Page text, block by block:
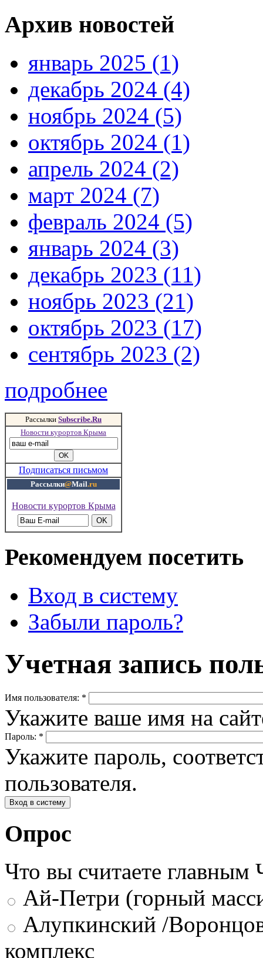
Архив новостей
январь 2025 (1)
декабрь 2024 (4)
ноябрь 2024 (5)
октябрь 2024 (1)
апрель 2024 (2)
март 2024 (7)
февраль 2024 (5)
январь 2024 (3)
декабрь 2023 (11)
ноябрь 2023 (21)
октябрь 2023 (17)
сентябрь 2023 (2)
подробнее
Рассылки Subscribe.Ru
Новости курортов Крыма
Подписаться письмом
Рассылки@Mail.ru
Новости курортов Крыма
Рекомендуем посетить
Вход в систему
Забыли пароль?
Учетная запись
Имя пользователя: *
Укажите ваше имя на
Пароль: *
Укажите пароль,
пользователя.
Опрос
Что вы считаете
Ай-Петри (горный
Алупкинский /
комплекс